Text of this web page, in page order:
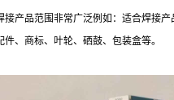
品范围非常广泛例如：适合焊接产
、商标、叶轮、硒鼓、包装盒等。